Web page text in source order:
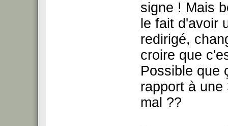
signe ! Mais
le fait d'avoir
redirigé,
croire que
Possible que
rapport à une
mal ??